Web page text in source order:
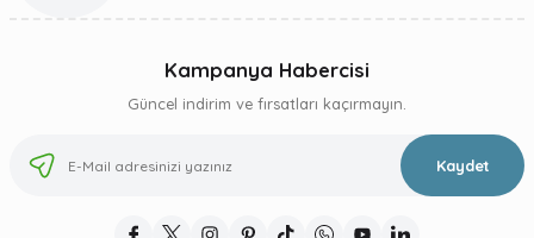
Kampanya Habercisi
Güncel indirim ve fırsatları kaçırmayın.
Kaydet